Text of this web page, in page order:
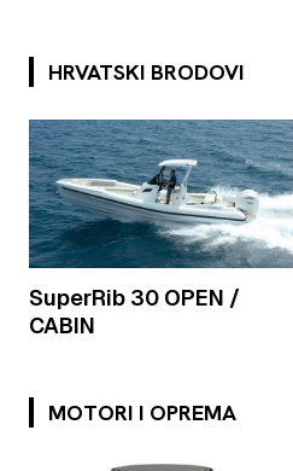
HRVATSKI BRODOVI
SuperRib 30 OPEN /
CABIN
MOTORI I OPREMA